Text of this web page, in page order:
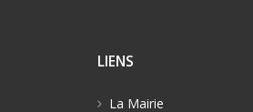
LIENS
La Mairie